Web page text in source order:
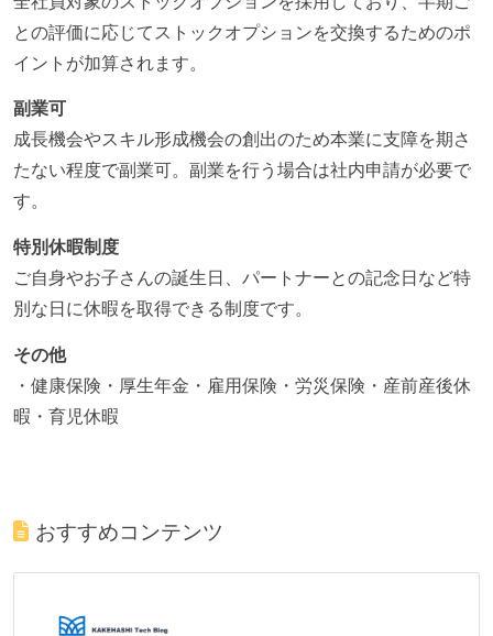
との評価に応じてストックオプションを交換するためのポ
イントが加算されます。
副業可
成長機会やスキル形成機会の創出のため本業に支障を期さ
たない程度で副業可。副業を行う場合は社内申請が必要で
す。
特別休暇制度
ご自身やお子さんの誕生日、パートナーとの記念日など特
別な日に休暇を取得できる制度です。
その他
・健康保険・厚生年金・雇用保険・労災保険・産前産後休
暇・育児休暇
おすすめコンテンツ